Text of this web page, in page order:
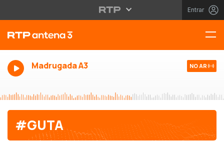
Entrar
Madrugada A3 NO AR
#GUTA